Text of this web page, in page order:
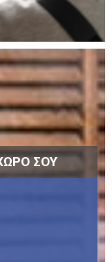
ΣΟΥ